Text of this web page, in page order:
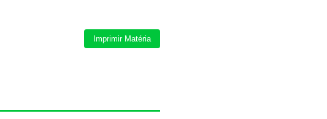
Imprimir Matéria